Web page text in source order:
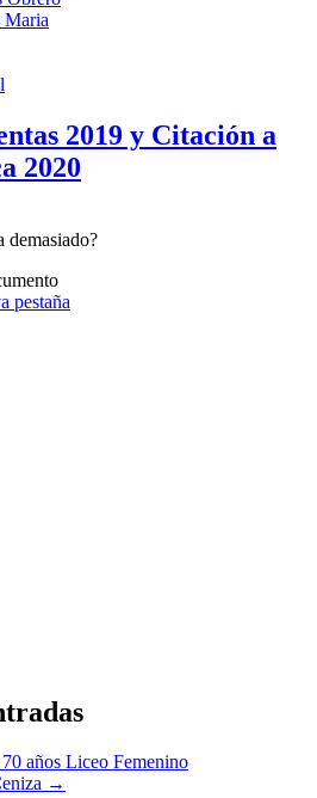
Maria
2019 y Citación a
2020
demasiado?
pestaña
años Liceo Femenino
→